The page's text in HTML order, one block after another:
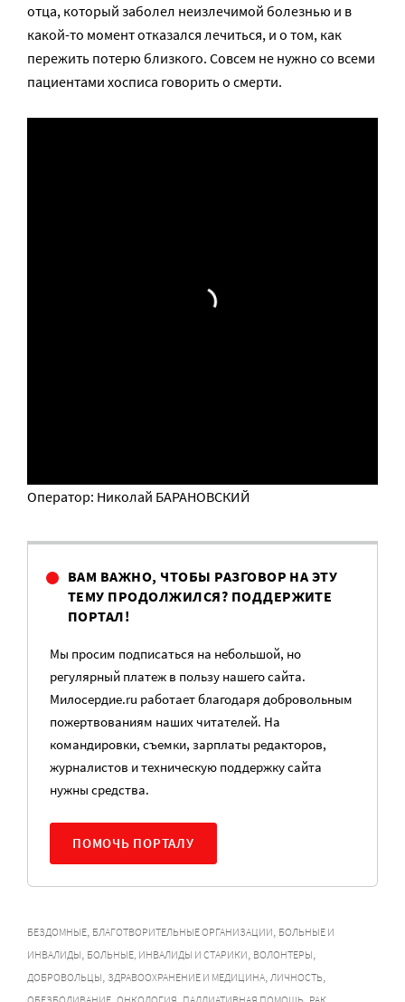
отца, который заболел неизлечимой болезнью и в
какой-то момент отказался лечиться, и о том, как
пережить потерю близкого. Совсем не нужно со всеми
пациентами хосписа говорить о смерти.
Оператор: Николай БАРАНОВСКИЙ
ВАМ ВАЖНО, ЧТОБЫ РАЗГОВОР НА ЭТУ
ТЕМУ ПРОДОЛЖИЛСЯ? ПОДДЕРЖИТЕ
ПОРТАЛ!
Мы просим подписаться на небольшой, но
регулярный платеж в пользу нашего сайта.
Милосердие.ru работает благодаря добровольным
пожертвованиям наших читателей. На
командировки, съемки, зарплаты редакторов,
журналистов и техническую поддержку сайта
нужны средства.
ПОМОЧЬ ПОРТАЛУ
БЕЗДОМНЫЕ, БЛАГОТВОРИТЕЛЬНЫЕ ОРГАНИЗАЦИИ, БОЛЬНЫЕ И
ИНВАЛИДЫ, БОЛЬНЫЕ, ИНВАЛИДЫ И СТАРИКИ, ВОЛОНТЕРЫ,
ДОБРОВОЛЬЦЫ, ЗДРАВООХРАНЕНИЕ И МЕДИЦИНА, ЛИЧНОСТЬ,